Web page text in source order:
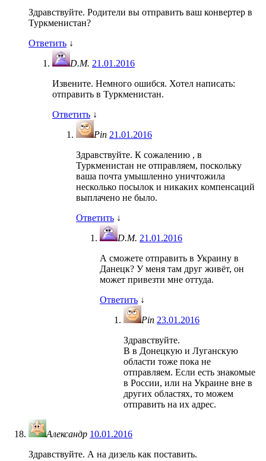
Здравствуйте. Родители вы отправить ваш конвертер в
Туркменистан?
Ответить ↓
D.M. 21.01.2016
Извените. Немного ошибся. Хотел написать:
отправить в Туркменистан.
Ответить ↓
Pin 21.01.2016
Здравствуйте. К сожалению , в
Туркменистан не отправляем, поскольку
ваша почта умышленно уничтожила
несколько посылок и никаких компенсаций
выплачено не было.
Ответить ↓
D.M. 21.01.2016
А сможете отправить в Украину в
Данецк? У меня там друг живёт, он
может привезти мне оттуда.
Ответить ↓
Pin 23.01.2016
Здравствуйте.
В в Донецкую и Луганскую
области тоже пока не
отправляем. Если есть знакомые
в России, или на Украине вне в
других областях, то можем
отправить на их адрес.
Александр 10.01.2016
Здравствуйте. А на дизель как поставить.